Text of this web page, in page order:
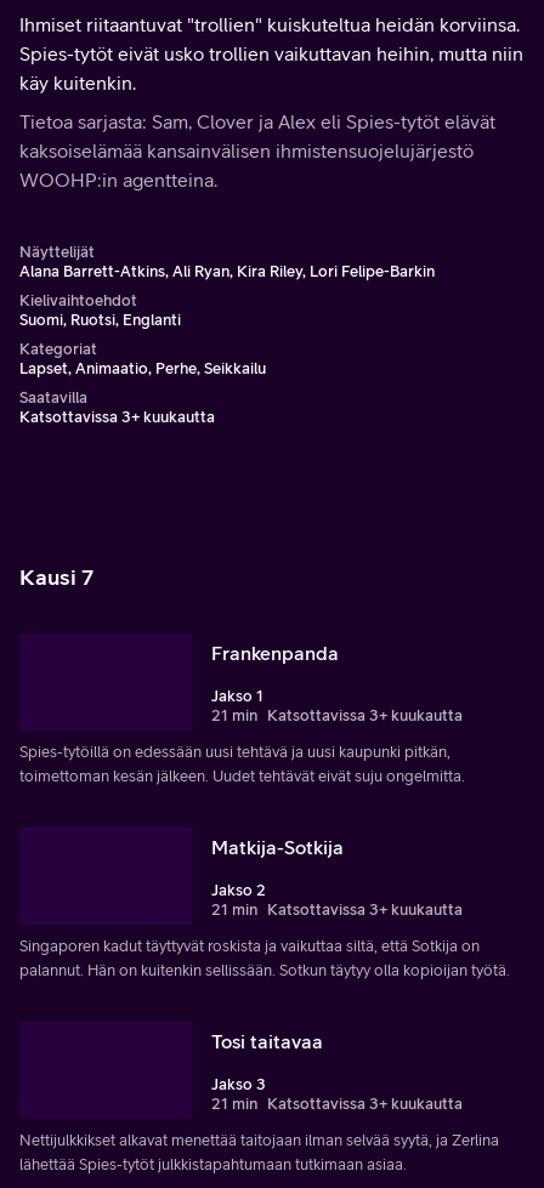
Ihmiset riitaantuvat "trollien" kuiskuteltua heidän korviinsa.
Spies-tytöt eivät usko trollien vaikuttavan heihin, mutta niin
käy kuitenkin.
Tietoa sarjasta: Sam, Clover ja Alex eli Spies-tytöt elävät
kaksoiselämää kansainvälisen ihmistensuojelujärjestö
WOOHP:in agentteina.
Näyttelijät
Alana Barrett-Atkins, Ali Ryan, Kira Riley, Lori Felipe-Barkin
Kielivaihtoehdot
Suomi, Ruotsi, Englanti
Kategoriat
Lapset, Animaatio, Perhe, Seikkailu
Saatavilla
Katsottavissa 3+ kuukautta
Kausi 7
Frankenpanda
Jakso 1
21 min Katsottavissa 3+ kuukautta
Spies-tytöillä on edessään uusi tehtävä ja uusi kaupunki pitkän,
toimettoman kesän jälkeen. Uudet tehtävät eivät suju ongelmitta.
Matkija-Sotkija
Jakso 2
21 min Katsottavissa 3+ kuukautta
Singaporen kadut täyttyvät roskista ja vaikuttaa siltä, että Sotkija on
palannut. Hän on kuitenkin sellissään. Sotkun täytyy olla kopioijan työtä.
Tosi taitavaa
Jakso 3
21 min Katsottavissa 3+ kuukautta
Nettijulkkikset alkavat menettää taitojaan ilman selvää syytä, ja Zerlina
lähettää Spies-tytöt julkkistapahtumaan tutkimaan asiaa.